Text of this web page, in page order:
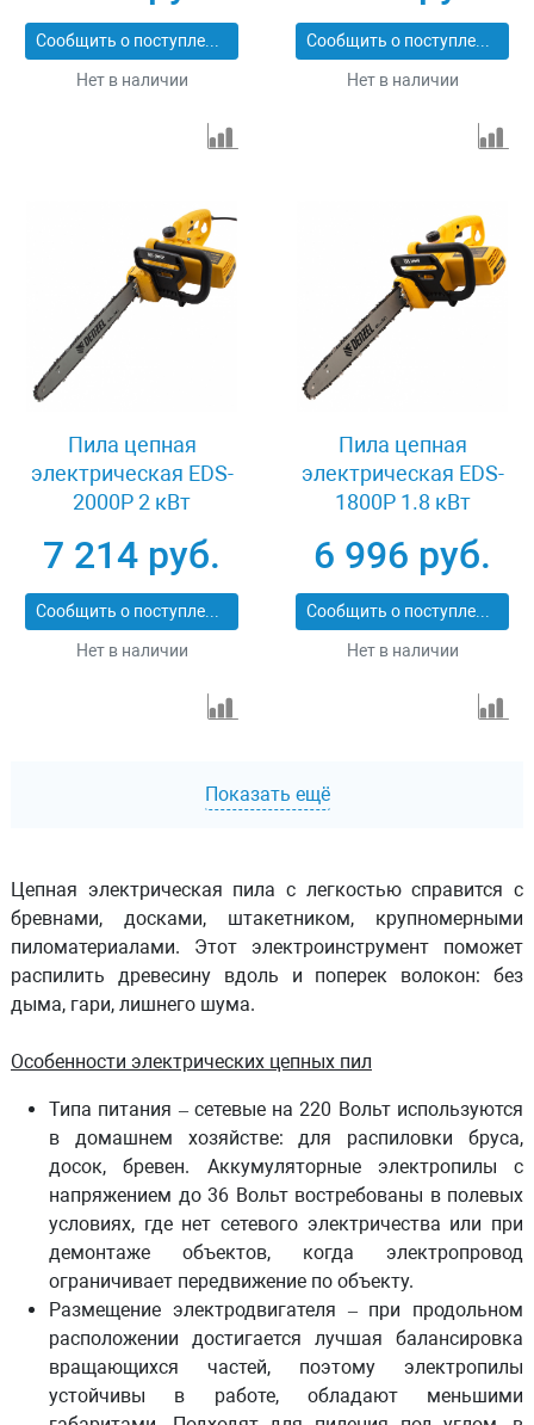
Сообщить о поступлении
Нет в наличии
Сообщить о поступлении
Нет в наличии
Пила цепная
электрическая EDS-
2000P 2 кВт
см шаг 3/8 паз 1.3 мм
57 звеньев Denzel
95616
7 214 руб.
Сообщить о поступлении
Нет в наличии
Пила цепная
электрическая EDS-
1800P 1.8 кВт
см шаг 3/8 паз 1.3 мм
57 звеньев Denzel
95615
6 996 руб.
Сообщить о поступлении
Нет в наличии
Показать ещё
Цепная электрическая пила с легкостью справится с
бревнами, досками, штакетником, крупномерными
пиломатериалами. Этот электроинструмент поможет
распилить древесину вдоль и поперек волокон: без
дыма, гари, лишнего шума.
Особенности электрических цепных пил
Типа питания – сетевые на 220 Вольт используются
в домашнем хозяйстве: для распиловки бруса,
досок, бревен. Аккумуляторные электропилы с
напряжением до 36 Вольт востребованы в полевых
условиях, где нет сетевого электричества или при
демонтаже объектов, когда электропровод
ограничивает передвижение по объекту.
Размещение электродвигателя – при продольном
расположении достигается лучшая балансировка
вращающихся частей, поэтому электропилы
устойчивы в работе, обладают меньшими